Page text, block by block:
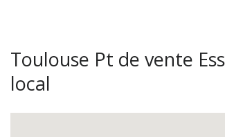
Toulouse Pt de vente
local